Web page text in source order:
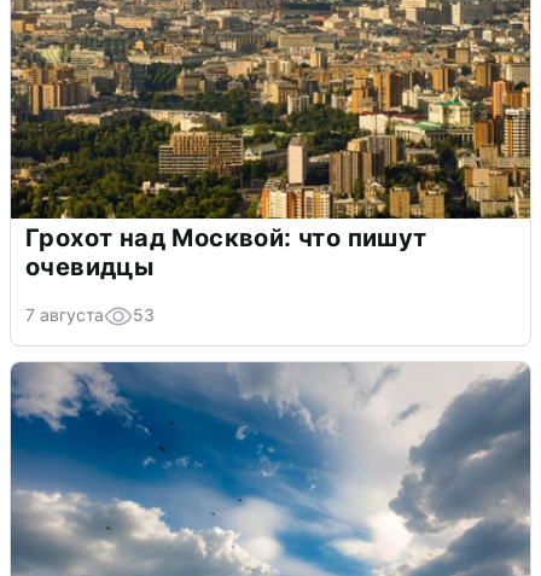
Грохот над Москвой: что пишут
очевидцы
7 августа 53